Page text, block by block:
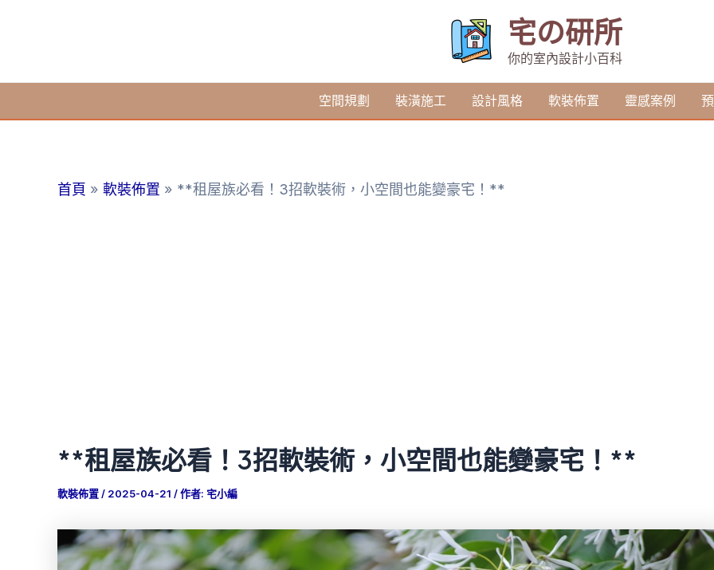
要
宅の研所
你的室內設計小百科
空間規劃 裝潢施工 設計風格 軟裝佈置 靈感案例
首頁 軟裝佈置 **租屋族必看！3招軟裝術，小空間也能變豪宅！**
**租屋族必看！3招軟裝術，小空間也能變豪宅！**
軟裝佈置/ 2025-04-21 / 作者: 宅小編